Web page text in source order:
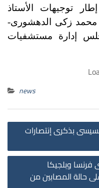
توجيهات الأستاذ
محمد زكى الدهشورى-
إدارة مستشفيات
news
بذكرى إنتصارات
وبلجيكا
حالة المصابين من